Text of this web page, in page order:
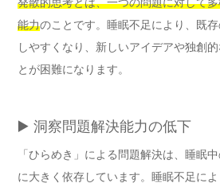
能力のことです。睡眠不足により、既
しやすくなり、新しいアイデアや独創
とが困難になります。
▶️ 洞察問題解決能力の低下
「ひらめき」による問題解決は、睡眠
に大きく依存しています。睡眠不足に